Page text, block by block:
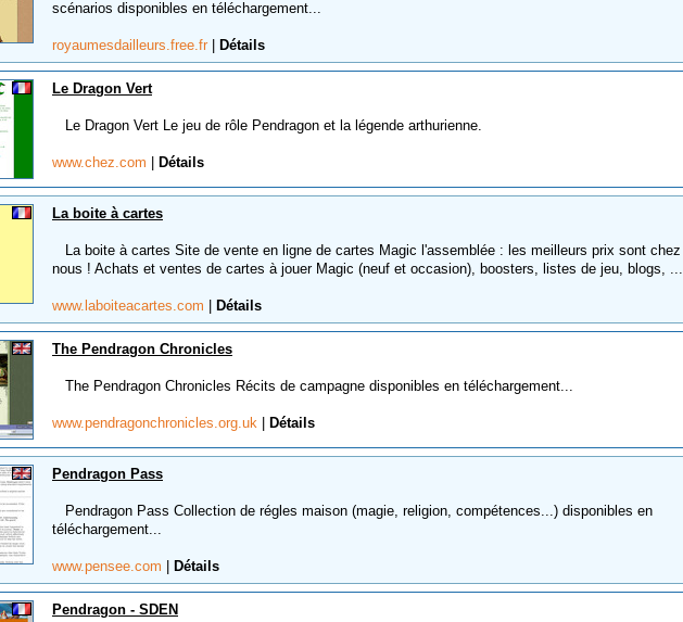
scénarios disponibles en téléchargement...
royaumesdailleurs.free.fr Détails
Le Dragon Vert
Le Dragon Vert Le jeu de rôle Pendragon et la légende arthurienne.
www.chez.com Détails
La boite à cartes
La boite à cartes Site de vente en ligne de cartes Magic l'assemblée : les meilleurs prix sont chez
nous ! Achats et ventes de cartes à jouer Magic (neuf et occasion), boosters, listes de jeu, blogs, ...
www.laboiteacartes.com Détails
The Pendragon Chronicles
The Pendragon Chronicles Récits de campagne disponibles en téléchargement...
www.pendragonchronicles.org.uk Détails
Pendragon Pass
Pendragon Pass Collection de régles maison (magie, religion, compétences...) disponibles en
téléchargement...
www.pensee.com Détails
Pendragon - SDEN